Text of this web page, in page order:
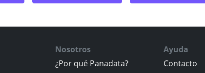
Nosotros
¿Por qué Panadata?
Ayuda
Contacto